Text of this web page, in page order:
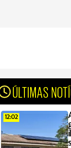
ÚLTIMAS
12:02